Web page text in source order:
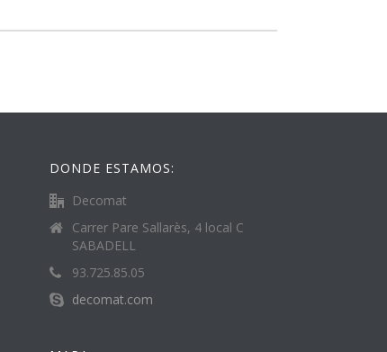
DONDE ESTAMOS:
Decomat
Carrer Pare Sallarès, 4 local C
SABADELL
93.725.85.05
decomat.com